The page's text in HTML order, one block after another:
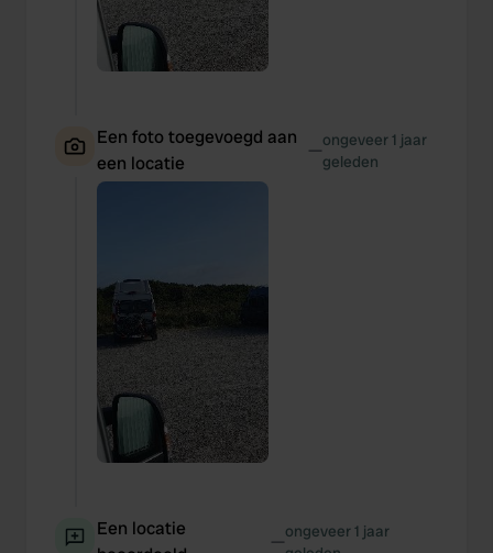
Een foto toegevoegd aan
een locatie
—ongeveer 1 jaar
geleden
Een locatie
—ongeveer 1 jaar